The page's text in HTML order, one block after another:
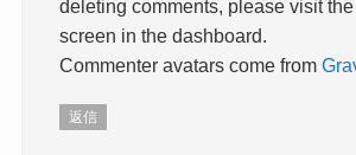
deleting comments, please visit
screen in the dashboard.
Commenter avatars come from
返信